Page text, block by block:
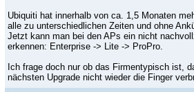
Ubiquiti hat innerhalb von ca. 1,5 Monaten
alle zu unterschiedlichen Zeiten und ohne
Jetzt kann man bei den APs ein nicht
erkennen: Enterprise -> Lite -> ProPro.
Ich frage doch nur ob das Firmentypisch ist,
nächsten Upgrade nicht wieder die Finger